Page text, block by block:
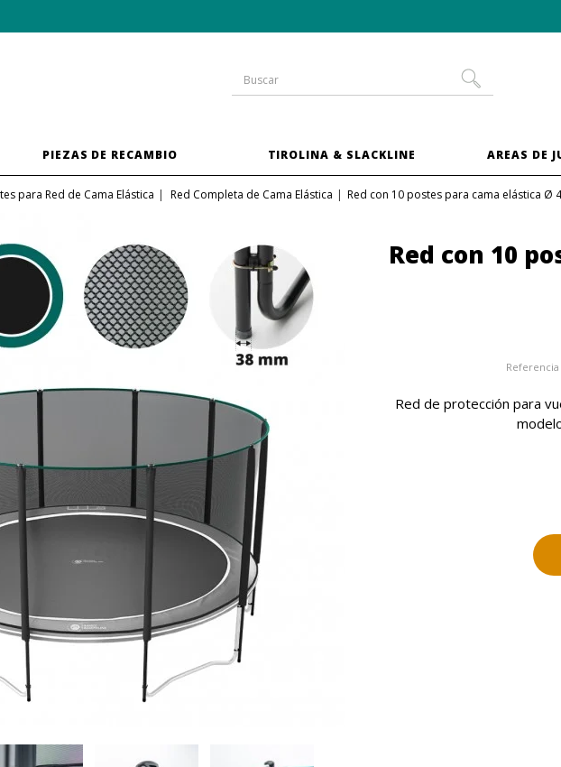
PIEZAS DE RECAMBIO TIROLINA & SLACKLINE AREAS DE
para Red de Cama Elástica Red Completa de Cama Elástica Red con 10 postes para cama elástica Ø
Red con 10
Referencia
Red de protección para